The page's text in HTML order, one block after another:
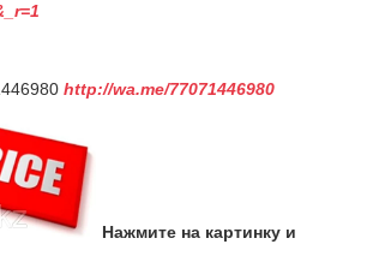
http://wa.me/77071446980
Нажмите на картинку и